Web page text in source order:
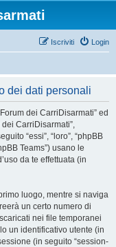
Login
Iscriviti
dei dati personali
dei CarriDisarmati” ed
dei CarriDisarmati”,
“essi”, “loro”, “phpBB
Teams”) usano le
da te effettuata (in
luogo, mentre si naviga
un certo numero di
nei file temporanei
un identificativo utente (in
(in seguito “session-